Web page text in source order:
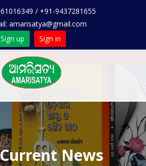
/ +91-9437281655
amarisatya@gmail.com
Sign up
Sign in
News